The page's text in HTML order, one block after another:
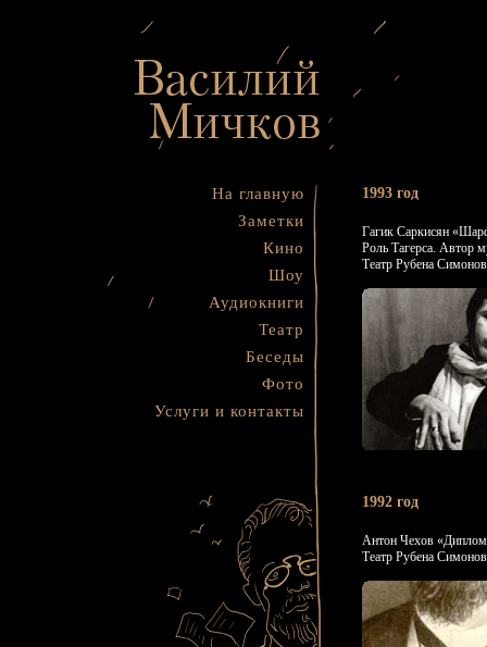
На главную
Заметки
Кино
Шоу
Аудиокниги
Театр
Беседы
Фото
Услуги и контакты
1993 год
Гагик Саркисян
Роль Тагерса. Автор
Театр Рубена
1992 год
Антон Чехов
Театр Рубена